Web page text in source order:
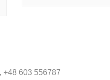
+48 603 556787